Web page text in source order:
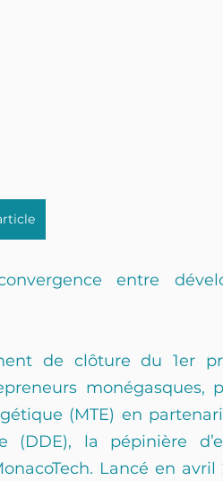
entre
de clôture du 1er
monégasques,
(MTE) en
(DDE), la pépinière
Lancé en avril